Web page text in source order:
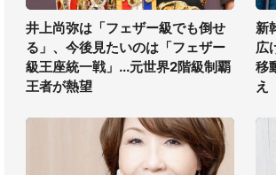
井上尚弥は「フェザー級でも倒せ
る」、今後見たいのは「フェザー
級王座統一戦」...元世界2階級制覇
王者が熱望
新
広
移
え